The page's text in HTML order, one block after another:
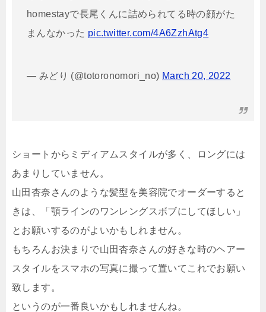
homestayで長尾くんに詰められてる時の顔がた
まんなかった pic.twitter.com/4A6ZzhAtg4
— みどり (@totoronomori_no) March 20, 2022
ショートからミディアムスタイルが多く、ロングには
あまりしていません。
山田杏奈さんのような髪型を美容院でオーダーすると
きは、「顎ラインのワンレングスボブにしてほしい」
とお願いするのがよいかもしれません。
もちろんお決まりで山田杏奈さんの好きな時のヘアー
スタイルをスマホの写真に撮って置いてこれでお願い
致します。
というのが一番良いかもしれませんね。